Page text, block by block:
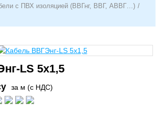
с ПВХ изоляцией (ВВГнг, ВВГ, АВВГ…) /
LS 5х1,5
за м (с НДС)